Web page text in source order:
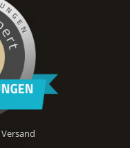
Versand